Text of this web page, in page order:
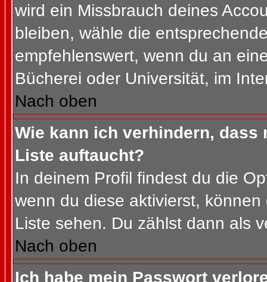
wird ein Missbrauch deines
bleiben, wähle die
empfehlenswert, wenn du an
Bücherei oder Universität, im
Nach oben
Wie kann ich verhindern, dass
Liste auftaucht?
In deinem Profil findest du die
wenn du diese aktivierst,
Liste sehen. Du zählst dann als
Nach oben
Ich habe mein Passwort